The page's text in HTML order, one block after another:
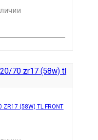
(58W) TL FRONT